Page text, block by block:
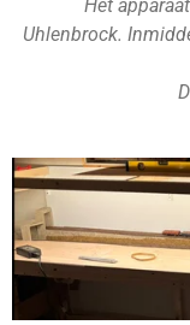
Het
Uhlenbrock.